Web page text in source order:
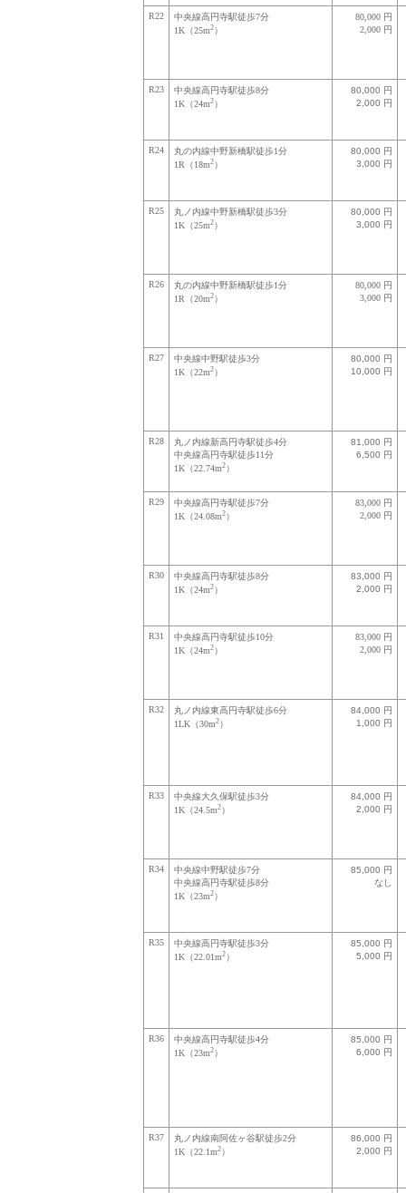
R22
中央線高円寺駅徒歩7分
1K（25m2）
80,000 円
2,000 円
R23
中央線高円寺駅徒歩8分
1K（24m2）
80,000 円
2,000 円
R24
丸の内線中野新橋駅徒歩1分
1R（18m2）
80,000 円
3,000 円
R25
丸ノ内線中野新橋駅徒歩3分
1K（25m2）
80,000 円
3,000 円
R26
丸の内線中野新橋駅徒歩1分
1R（20m2）
80,000 円
3,000 円
R27
中央線中野駅徒歩3分
1K（22m2）
80,000 円
10,000 円
R28
丸ノ内線新高円寺駅徒歩4分
中央線高円寺駅徒歩11分
1K（22.74m2）
81,000 円
6,500 円
R29
中央線高円寺駅徒歩7分
1K（24.08m2）
83,000 円
2,000 円
R30
中央線高円寺駅徒歩8分
1K（24m2）
83,000 円
2,000 円
R31
中央線高円寺駅徒歩10分
1K（24m2）
83,000 円
2,000 円
R32
丸ノ内線東高円寺駅徒歩6分
1LK（30m2）
84,000 円
1,000 円
R33
中央線大久保駅徒歩3分
1K（24.5m2）
84,000 円
2,000 円
R34
中央線中野駅徒歩7分
中央線高円寺駅徒歩8分
1K（23m2）
85,000 円
なし
R35
中央線高円寺駅徒歩3分
1K（22.01m2）
85,000 円
5,000 円
R36
中央線高円寺駅徒歩4分
1K（23m2）
85,000 円
6,000 円
R37
丸ノ内線南阿佐ヶ谷駅徒歩2分
1K（22.1m2）
86,000 円
2,000 円